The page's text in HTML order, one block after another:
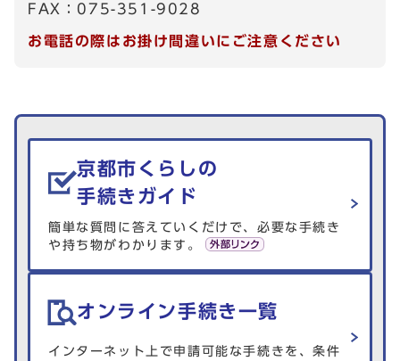
FAX：075-351-9028
お電話の際はお掛け間違いにご注意ください
生活情報を探す
京都市くらしの
手続きガイド
簡単な質問に答えていくだけで、必要な手続き
や持ち物がわかります。
オンライン手続き一覧
インターネット上で申請可能な手続きを、条件